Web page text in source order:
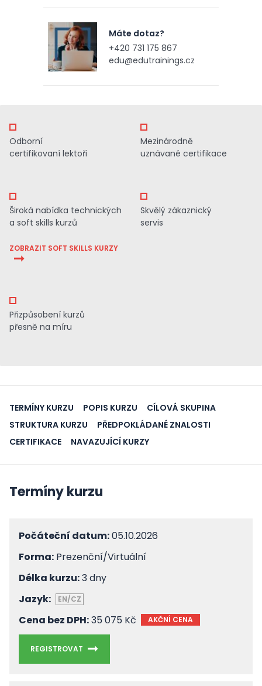
Máte dotaz?
+420 731 175 867
edu@edutrainings.cz
Odborní
certifikovaní lektoři
Mezinárodně
uznávané certifikace
Široká nabídka technických
a soft skills kurzů
ZOBRAZIT SOFT SKILLS KURZY
Skvělý zákaznický
servis
Přizpůsobení kurzů
přesně na míru
TERMÍNY KURZU POPIS KURZU
CÍLOVÁ SKUPINA
STRUKTURA KURZU
PŘEDPOKLÁDANÉ ZNALOSTI
CERTIFIKACE
NAVAZUJÍCÍ KURZY
Termíny kurzu
Počáteční datum:05.10.2026
Forma: Prezenční/Virtuální
Délka kurzu:3 dny
Jazyk:
EN/CZ
Cena bez DPH:35 075 Kč AKČNÍ CENA
REGISTROVAT